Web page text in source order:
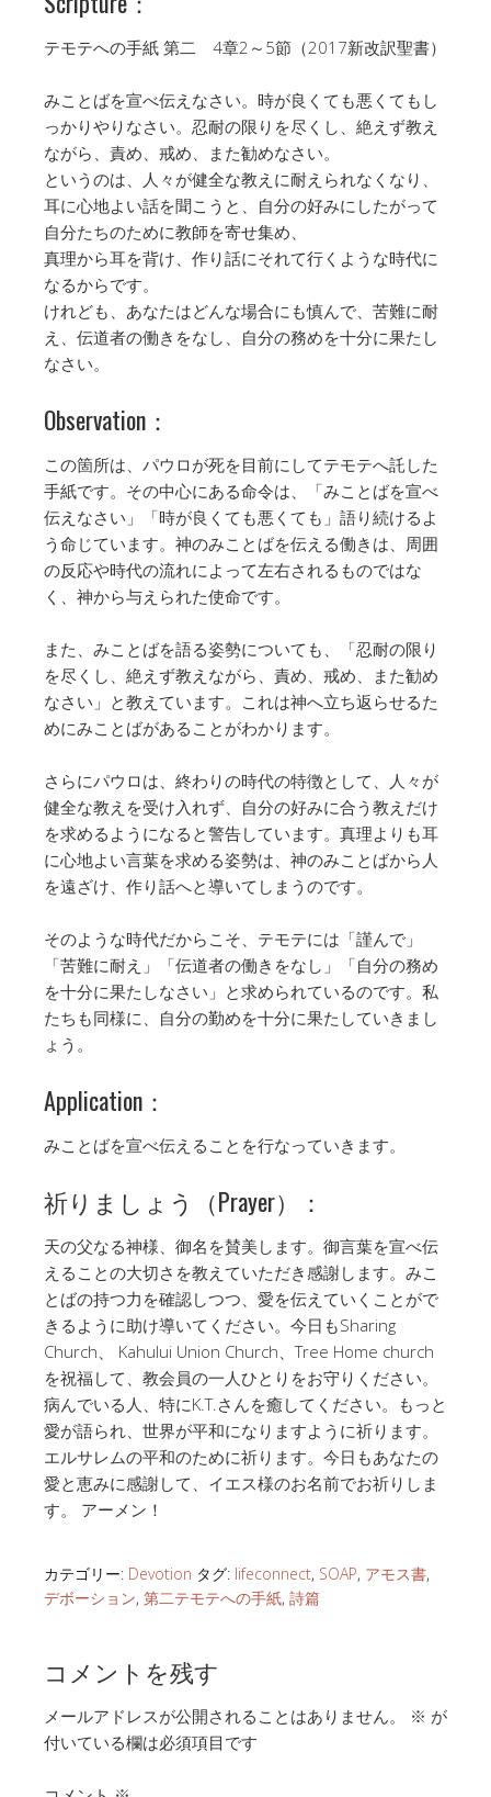
テモテへの手紙 第二 4章2～5節（2017新改訳聖書）
みことばを宣べ伝えなさい。時が良くても悪くてもし
っかりやりなさい。忍耐の限りを尽くし、絶えず教え
ながら、責め、戒め、また勧めなさい。
というのは、人々が健全な教えに耐えられなくなり、
耳に心地よい話を聞こうと、自分の好みにしたがって
自分たちのために教師を寄せ集め、
真理から耳を背け、作り話にそれて行くような時代に
なるからです。
けれども、あなたはどんな場合にも慎んで、苦難に耐
え、伝道者の働きをなし、自分の務めを十分に果たし
なさい。
Observation：
この箇所は、パウロが死を目前にしてテモテへ託した
手紙です。その中心にある命令は、「みことばを宣べ
伝えなさい」「時が良くても悪くても」語り続けるよ
う命じています。神のみことばを伝える働きは、周囲
の反応や時代の流れによって左右されるものではな
く、神から与えられた使命です。
また、みことばを語る姿勢についても、「忍耐の限り
を尽くし、絶えず教えながら、責め、戒め、また勧め
なさい」と教えています。これは神へ立ち返らせるた
めにみことばがあることがわかります。
さらにパウロは、終わりの時代の特徴として、人々が
健全な教えを受け入れず、自分の好みに合う教えだけ
を求めるようになると警告しています。真理よりも耳
に心地よい言葉を求める姿勢は、神のみことばから人
を遠ざけ、作り話へと導いてしまうのです。
そのような時代だからこそ、テモテには「謹んで」
「苦難に耐え」「伝道者の働きをなし」「自分の務め
を十分に果たしなさい」と求められているのです。私
たちも同様に、自分の勤めを十分に果たしていきまし
ょう。
Application：
みことばを宣べ伝えることを行なっていきます。
祈りましょう（Prayer）：
天の父なる神様、御名を賛美します。御言葉を宣べ伝
えることの大切さを教えていただき感謝します。みこ
とばの持つ力を確認しつつ、愛を伝えていくことがで
きるように助け導いてください。今日もSharing
Church、 Kahului Union Church、Tree Home church
を祝福して、教会員の一人ひとりをお守りください。
病んでいる人、特にK.T.さんを癒してください。もっと
愛が語られ、世界が平和になりますように祈ります。
エルサレムの平和のために祈ります。今日もあなたの
愛と恵みに感謝して、イエス様のお名前でお祈りしま
す。 アーメン！
カテゴリー: Devotion タグ: lifeconnect, SOAP, アモス書,
デボーション, 第二テモテへの手紙, 詩篇
コメントを残す
メールアドレスが公開されることはありません。 ※ が
付いている欄は必須項目です